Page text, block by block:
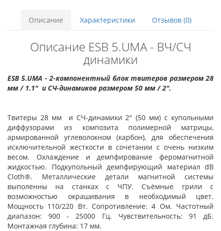
Описание Характеристики Отзывов (0)
Описание ESB 5.UMA - ВЧ/СЧ
динамики
ESB 5.UMA - 2-компонентный блок твитеров размером 28
мм / 1.1" и СЧ-динамиков размером 50 мм / 2".
Твитеры 28 мм и СЧ-динамики 2" (50 мм) с купольными
диффузорами из композита полимерной матрицы,
армированной углеволокном (карбон), для обеспечения
исключительной жесткости в сочетании с очень низким
весом. Охлаждение и демпфирование феромагнитной
жидкостью. Подкупольный демпфирующий материал dB
Cloth®. Металлические детали магнитной системы
выполенны на станках с ЧПУ. Съёмные грили с
возможностью окрашивания в необходимый цвет.
Мощность 110/220 Вт. Сопротивление: 4 Ом. Частотный
диапазон: 900 - 25000 Гц. Чувствительность: 91 дБ.
Монтажная глубина: 17 мм.